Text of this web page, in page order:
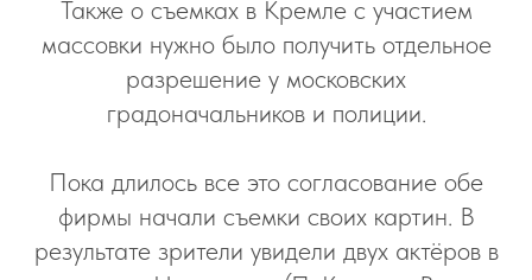
Также о съемках в Кремле с участием
массовки нужно было получить отдельное
разрешение у московских
градоначальников и полиции.
Пока длилось все это согласование обе
фирмы начали съемки своих картин. В
результате зрители увидели двух актёров в